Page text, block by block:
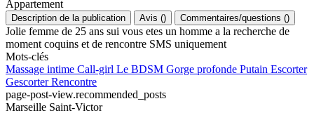
Appartement
Description de la publication Avis () Commentaires/questions ()
Jolie femme de 25 ans sui vous etes un homme a la recherche de
moment coquins et de rencontre SMS uniquement
Mots-clés
Massage intime Call-girl Le BDSM Gorge profonde Putain Escorter
GescorterRencontre
page-post-view.recommended_posts
Marseille Saint-Victor